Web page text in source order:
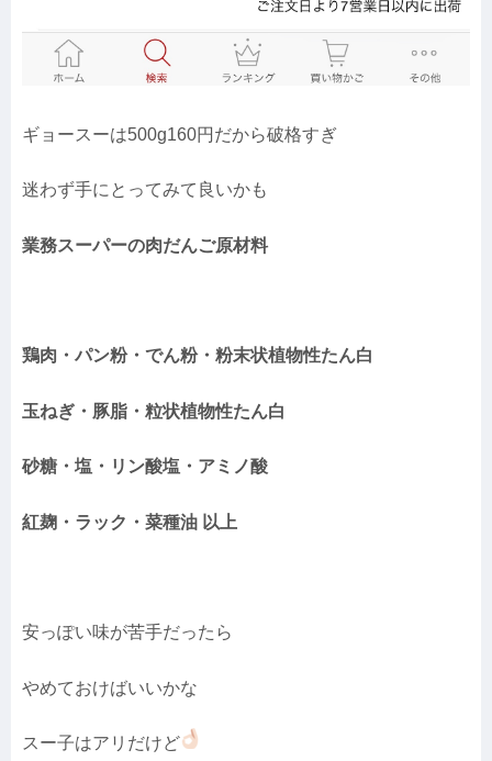
ギョースーは500g160円だから破格すぎ
迷わず手にとってみて良いかも
業務スーパーの肉だんご原材料
鶏肉・パン粉・でん粉・粉末状植物性たん白
玉ねぎ・豚脂・粒状植物性たん白
砂糖・塩・リン酸塩・アミノ酸
紅麹・ラック・菜種油 以上
安っぽい味が苦手だったら
やめておけばいいかな
スー子はアリだけど